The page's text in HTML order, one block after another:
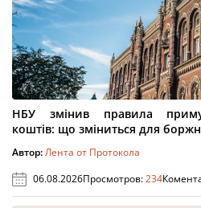
НБУ змінив правила
коштів: що зміниться для
Автор:Лента от Протокола
06.08.2026Просмотров:234